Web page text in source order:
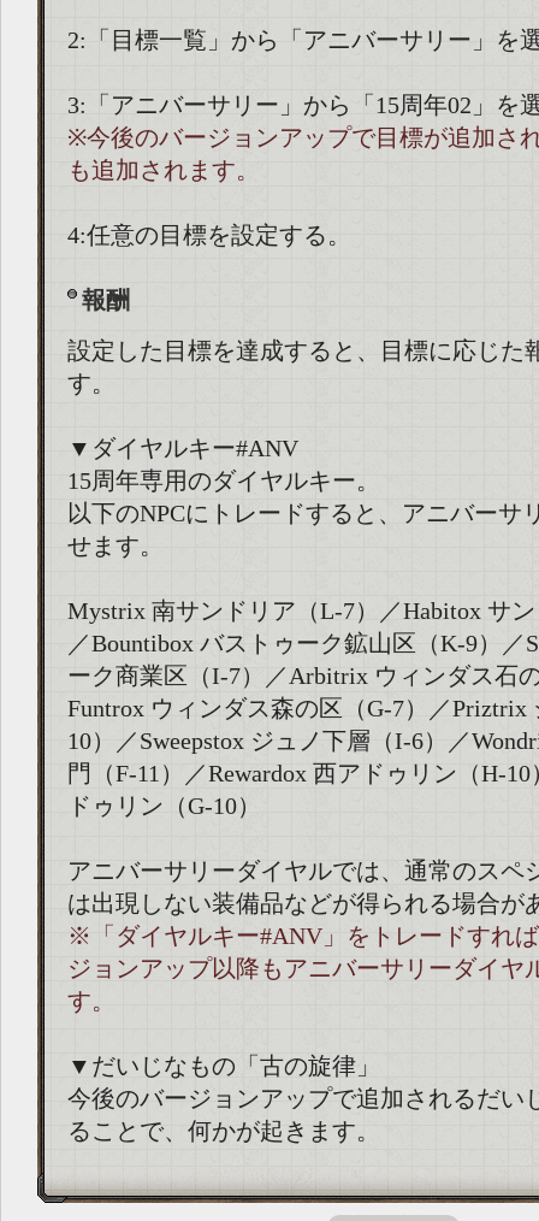
2:「目標一覧」から「アニバーサリー」を
3:「アニバーサリー」から「15周年02」を
※今後のバージョンアップで目標が追加さ
も追加されます。
4:任意の目標を設定する。
報酬
設定した目標を達成すると、目標に応じた
す。
▼ダイヤルキー#ANV
15周年専用のダイヤルキー。
以下のNPCにトレードすると、アニバーサ
せます。
Mystrix 南サンドリア（L-7）／Habitox サ
／Bountibox バストゥーク鉱山区（K-9）／
ーク商業区（I-7）／Arbitrix ウィンダス石
Funtrox ウィンダス森の区（G-7）／Priztrix
10）／Sweepstox ジュノ下層（I-6）／
門（F-11）／Rewardox 西アドゥリン（H-
ドゥリン（G-10）
アニバーサリーダイヤルでは、通常のスペ
は出現しない装備品などが得られる場合が
※「ダイヤルキー#ANV」をトレードすれ
ジョンアップ以降もアニバーサリーダイヤ
す。
▼だいじなもの「古の旋律」
今後のバージョンアップで追加されるだい
ることで、何かが起きます。